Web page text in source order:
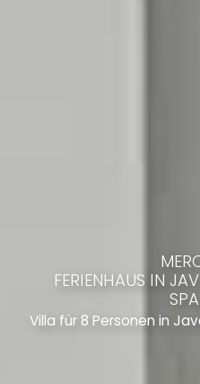
FERIENHAUS IN
Villa für 8 Personen in